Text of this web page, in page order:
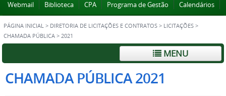
Webmail Biblioteca CPA Programa de Gestão Calendários
PÁGINA INICIAL > DIRETORIA DE LICITAÇÕES E CONTRATOS > LICITAÇÕES >
CHAMADA PÚBLICA > 2021
MENU
CHAMADA PÚBLICA 2021